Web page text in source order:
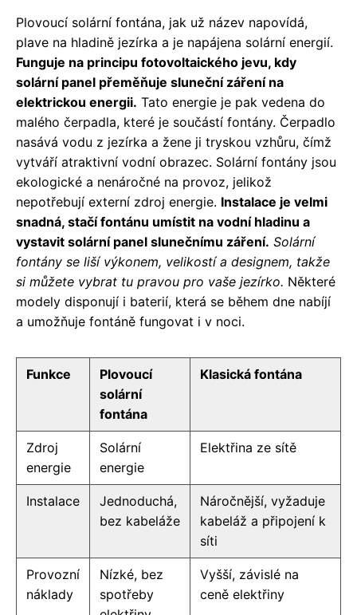
Plovoucí solární fontána, jak už název napovídá,
plave na hladině jezírka a je napájena solární energií.
Funguje na principu fotovoltaického jevu, kdy
solární panel přeměňuje sluneční záření na
elektrickou energii. Tato energie je pak vedena do
malého čerpadla, které je součástí fontány. Čerpadlo
nasává vodu z jezírka a žene ji tryskou vzhůru, čímž
vytváří atraktivní vodní obrazec. Solární fontány jsou
ekologické a nenáročné na provoz, jelikož
nepotřebují externí zdroj energie. Instalace je velmi
snadná, stačí fontánu umístit na vodní hladinu a
vystavit solární panel slunečnímu záření. Solární
fontány se liší výkonem, velikostí a designem, takže
si můžete vybrat tu pravou pro vaše jezírko. Některé
modely disponují i baterií, která se během dne nabíjí
a umožňuje fontáně fungovat i v noci.
Funkce
Plovoucí
solární
fontána
Klasická fontána
Zdroj
energie
Solární
energie
Elektřina ze sítě
Instalace
Jednoduchá,
bez kabeláže
Náročnější, vyžaduje
kabeláž a připojení k
síti
Provozní
náklady
Nízké, bez
spotřeby
Vyšší, závislé na
ceně elektřiny